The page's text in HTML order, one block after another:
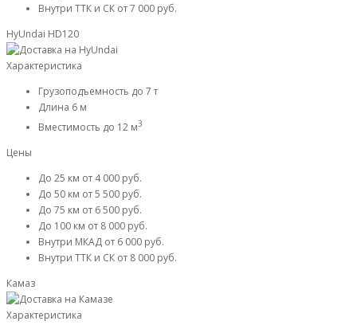
Внутри ТТК и СК от 7 000 руб.
HyUndai HD120
Характеристика
Грузоподъемность до 7 т
Длина 6 м
Вместимость до 12 м3
Цены
До 25 км от 4 000 руб.
До 50 км от 5 500 руб.
До 75 км от 6 500 руб.
До 100 км от 8 000 руб.
Внутри МКАД от 6 000 руб.
Внутри ТТК и СК от 8 000 руб.
Камаз
Характеристика